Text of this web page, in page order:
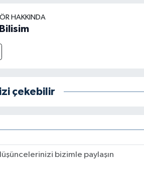
HAKKINDA
çekebilir